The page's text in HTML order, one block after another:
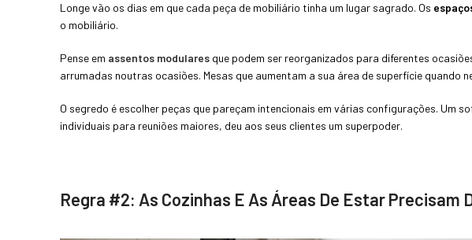
Longe vão os dias em que cada peça de mobiliário tinha um lugar sagrado. Os
o mobiliário.
Pense em assentos modulares que podem ser reorganizados para diferentes
arrumadas noutras ocasiões. Mesas que aumentam a sua área de superfície quando
O segredo é escolher peças que pareçam intencionais em várias configurações. Um
individuais para reuniões maiores, deu aos seus clientes um superpoder.
Regra #2: As Cozinhas E As Áreas De Estar Precisam